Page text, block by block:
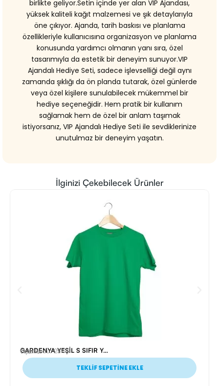
birlikte geliyor.Setin içinde yer alan VIP Ajandası,
yüksek kaliteli kağıt malzemesi ve şık detaylarıyla
öne çıkıyor. Ajanda, tarih baskısı ve planlama
özellikleriyle kullanıcısına organizasyon ve planlama
konusunda yardımcı olmanın yanı sıra, özel
tasarımıyla da estetik bir deneyim sunuyor.VIP
Ajandalı Hediye Seti, sadece işlevselliği değil aynı
zamanda şıklığı da ön planda tutarak, özel günlerde
veya özel kişilere sunulabilecek mükemmel bir
hediye seçeneğidir. Hem pratik bir kullanım
sağlamak hem de özel bir anlam taşımak
istiyorsanız, VIP Ajandalı Hediye Seti ile sevdiklerinize
unutulmaz bir deneyim yaşatın.
İlginizi Çekebilecek Ürünler
GARDENYA YEŞİL S SIFIR YAKA T-SHİRT
Ürün Kodu: 25419
Tişörtler
TEKLİF SEPETİNE EKLE